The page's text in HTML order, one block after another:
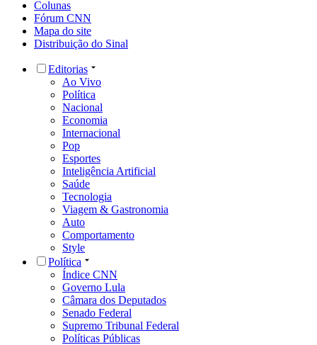
Colunas
Fórum CNN
Mapa do site
Distribuição do Sinal
Editorias
Ao Vivo
Política
Nacional
Economia
Internacional
Pop
Esportes
Inteligência Artificial
Saúde
Tecnologia
Viagem & Gastronomia
Auto
Comportamento
Style
Política
Índice CNN
Governo Lula
Câmara dos Deputados
Senado Federal
Supremo Tribunal Federal
Políticas Públicas